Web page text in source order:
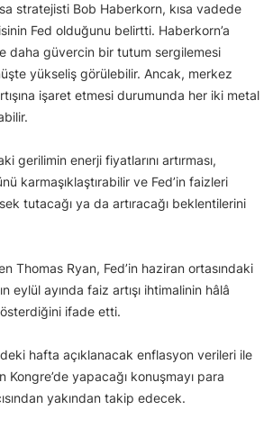
stratejisti Bob Haberkorn, kısa vadede
Fed olduğunu belirtti. Haberkorn’a
daha güvercin bir tutum sergilemesi
yükseliş görülebilir. Ancak, merkez
işaret etmesi durumunda her iki metal
gerilimin enerji fiyatlarını artırması,
karmaşıklaştırabilir ve Fed’in faizleri
tutacağı ya da artıracağı beklentilerini
Thomas Ryan, Fed’in haziran ortasındaki
eylül ayında faiz artışı ihtimalinin hâlâ
ifade etti.
hafta açıklanacak enflasyon verileri ile
Kongre’de yapacağı konuşmayı para
yakından takip edecek.